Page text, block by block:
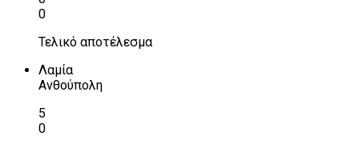
0
Τελικό αποτέλεσμα
Λαμία
Ανθούπολη
5
0